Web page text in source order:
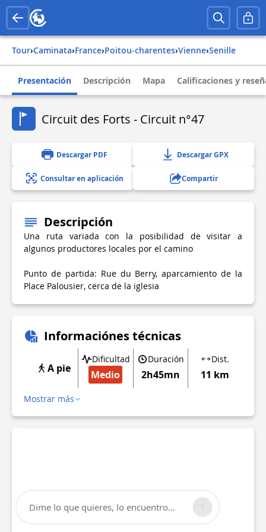
Tour› Caminata› france› poitou-charentes› vienne› senille
Presentación Descripción Mapa Calificaciones y
Circuit des Forts - Circuit n°47
Descargar PDF Descargar GPX
Consultar en aplicación Compartir
Descripción
Una ruta variada con la posibilidad de visitar a
algunos productores locales por el camino
Punto de partida: Rue du Berry, aparcamiento de la
Place Palousier, cerca de la iglesia
Informaciónes técnicas
A pie
Dificultad
Medio
Duración
2h45mn
Dist.
11 km
Mostrar más
Dime lo que quieres, lo encuentro...